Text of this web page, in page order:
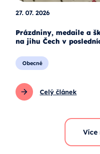
27. 07. 2026
Prázdniny, medaile a
na jihu Čech v
Obecné
Celý článek
Více